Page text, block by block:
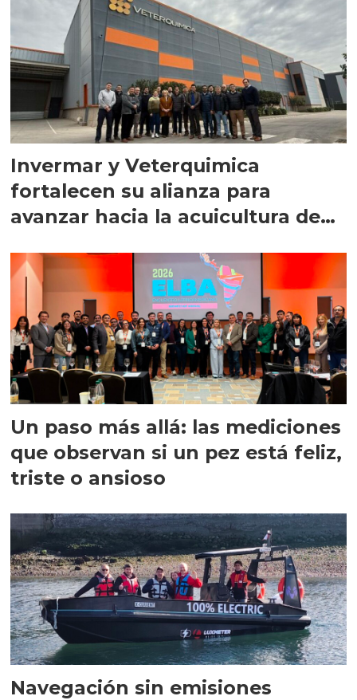
Invermar y Veterquimica
fortalecen su alianza para
avanzar hacia la acuicultura de
Un paso más allá: las mediciones
que observan si un pez está feliz,
triste o ansioso
Navegación sin emisiones